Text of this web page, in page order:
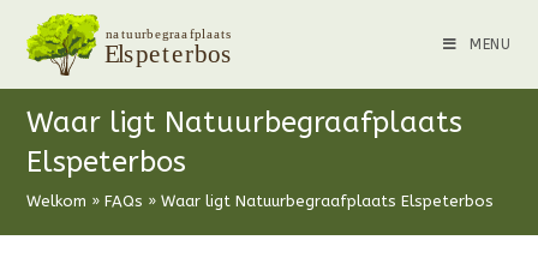
MENU
Waar ligt Natuurbegraafplaats
Elspeterbos
Welkom »FAQs »Waar ligt Natuurbegraafplaats Elspeterbos